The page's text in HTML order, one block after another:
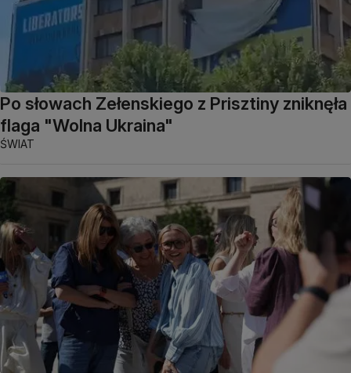
Po słowach Zełenskiego z Prisztiny zniknęła
flaga "Wolna Ukraina"
ŚWIAT